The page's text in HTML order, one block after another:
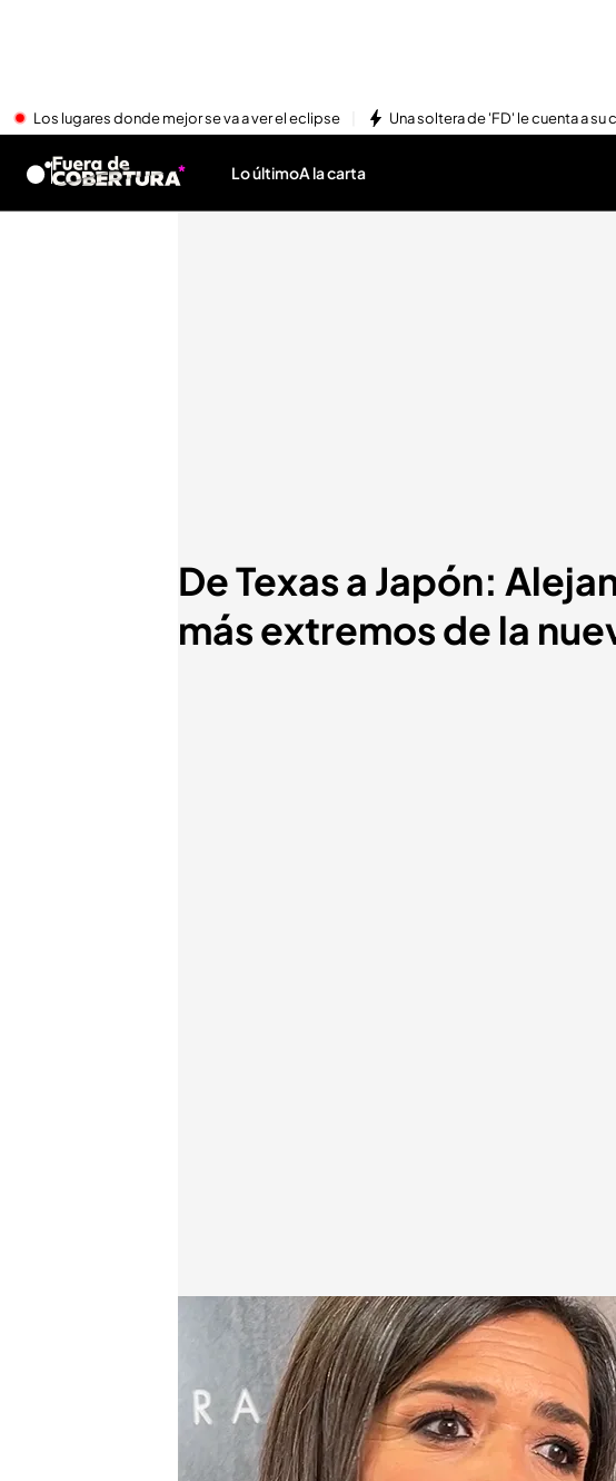
Los lugares donde mejor se va a ver el eclipse Una soltera de 'FD' le cuenta a
Lo últimoA la carta
De Texas a Japón:
más extremos de la
Alejandra Andrade nos cuenta las claves de una temporada
04 MAR 2026 - 16:32h.
La periodista desvela los entresijos
esta temporada. Desde la